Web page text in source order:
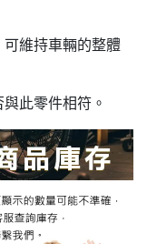
維持車輛的整體
此零件相符。